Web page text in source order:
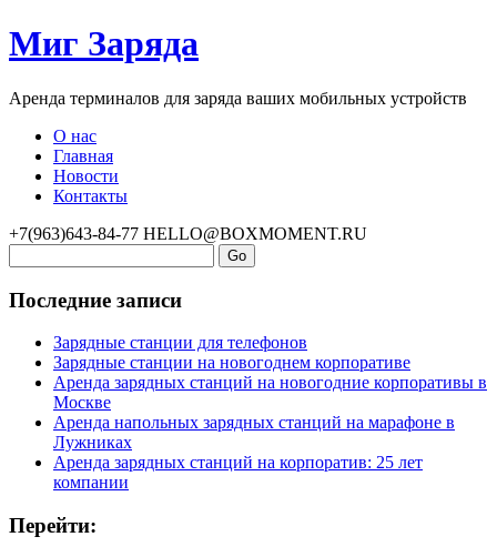
Миг Заряда
Аренда терминалов для заряда ваших мобильных устройств
О нас
Главная
Новости
Контакты
+7(963)643-84-77 HELLO@BOXMOMENT.RU
Последние записи
Зарядные станции для телефонов
Зарядные станции на новогоднем корпоративе
Аренда зарядных станций на новогодние корпоративы в
Москве
Аренда напольных зарядных станций на марафоне в
Лужниках
Аренда зарядных станций на корпоратив: 25 лет
компании
Перейти: